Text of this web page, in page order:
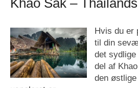
Hvis du er
til din
det
del af
den